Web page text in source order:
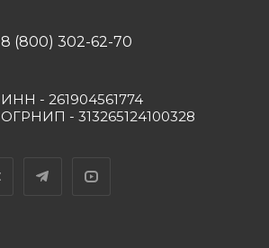
8 (800) 302-62-70
ИНН - 261904561774
ОГРНИП - 313265124100328